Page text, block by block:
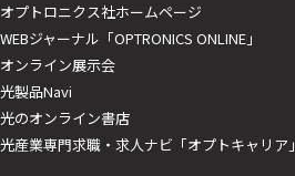
オプトロニクス社ホームページ
WEBジャーナル「OPTRONICS ONLINE」
オンライン展示会
光製品Navi
光のオンライン書店
光産業専門求職・求人ナビ「オプトキャリア」